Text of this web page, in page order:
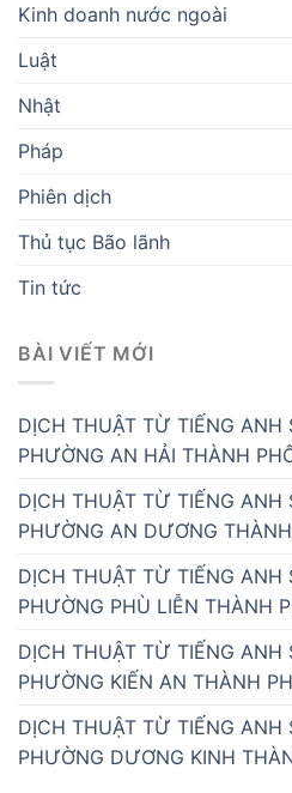
Kinh doanh nước ngoài
Luật
Nhật
Pháp
Phiên dịch
Thủ tục Bão lãnh
Tin tức
BÀI VIẾT MỚI
DỊCH THUẬT TỪ TIẾNG ANH
PHƯỜNG AN HẢI THÀNH
DỊCH THUẬT TỪ TIẾNG ANH
PHƯỜNG AN DƯƠNG
DỊCH THUẬT TỪ TIẾNG ANH
PHƯỜNG PHÙ LIỄN THÀNH
DỊCH THUẬT TỪ TIẾNG ANH
PHƯỜNG KIẾN AN THÀNH
DỊCH THUẬT TỪ TIẾNG ANH
PHƯỜNG DƯƠNG KINH